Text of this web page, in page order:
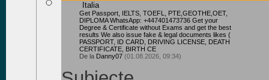
Italia
Get Passport, IELTS, TOEFL, PTE,GEOTHE,OET,
DIPLOMA WhatsApp: +447401473736 Get your
Degree & Certificate without Exams and get the best
results We also issue fake & legal documents likes (
PASSPORT, ID CARD, DRIVING LICENSE, DEATH
CERTIFICATE, BIRTH CE
De la Danny07 (01.08.2026, 09:34)